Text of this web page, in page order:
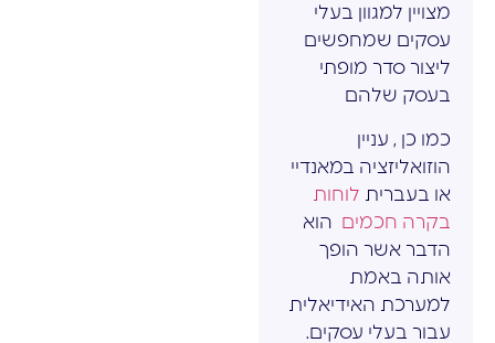
מצויין למגוון בעלי
עסקים שמחפשים
ליצור סדר מופתי
בעסק שלהם
כמו כן , עניין
הוזואליזציה במאנדיי
או בעברית לוחות
בקרה חכמים הוא
הדבר אשר הופך
אותה באמת
למערכת האידיאלית
עבור בעלי עסקים.